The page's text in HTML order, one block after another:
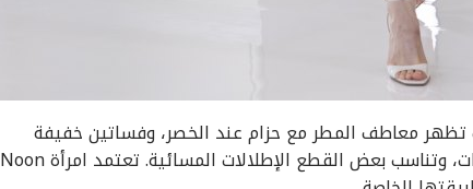
معاطف المطر مع حزام عند الخصر، وفساتين خفيفة
وانسيابية، كما يمكن تنسيق القمصان مع الشورتات، وتناسب بعض القطع الإطلالات المسائية. تعتمد امرأة Noon